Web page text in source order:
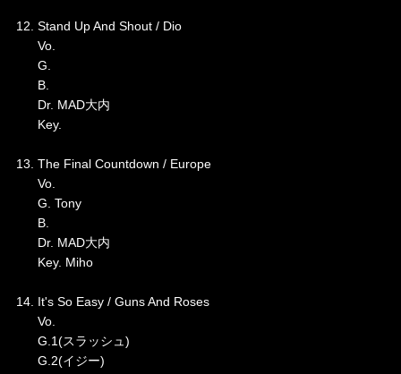
12. Stand Up And Shout / Dio
Vo.
G.
B.
Dr. MAD大内
Key.
13. The Final Countdown / Europe
Vo.
G. Tony
B.
Dr. MAD大内
Key. Miho
14. It's So Easy / Guns And Roses
Vo.
G.1(スラッシュ)
G.2(イジー)